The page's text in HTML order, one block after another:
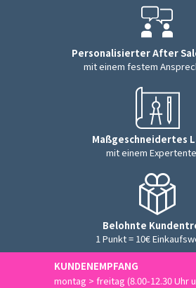
Personalisierter After
mit einem festem
Maßgeschneidertes
mit einem
Belohnte
1 Punkt = 10€
KUNDENEMPFANG
montag > freitag (8.00-12.30 Uhr